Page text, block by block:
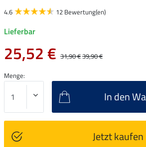
4.6 12 Bewertung(en)
Lieferbar
25,52 € 31,90 €39,90 €
Menge:
In den
Jetzt kaufen